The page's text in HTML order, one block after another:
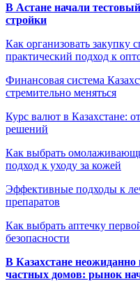
В Астане начали
стройки
Как организовать закупку
практический подход к
Финансовая система
стремительно меняться
Курс валют в Казахстане:
решений
Как выбрать
подход к уходу за кожей
Эффективные подходы к
препаратов
Как выбрать аптечку
безопасности
В Казахстане неожиданно
частных домов: рынок